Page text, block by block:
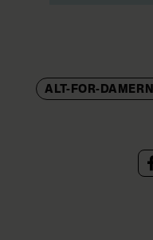
ALT-FOR-